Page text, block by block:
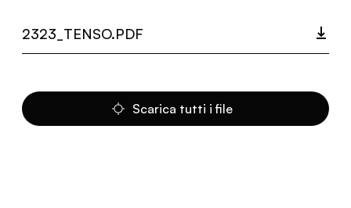
2323_TENSO.PDF
Scarica tutti i file